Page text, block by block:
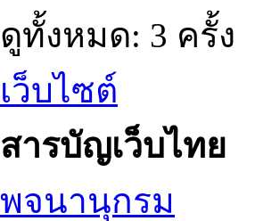
ดูทั้งหมด: 3 ครั้ง
เว็บไซต์
สารบัญเว็บไทย
พจนานุกรม